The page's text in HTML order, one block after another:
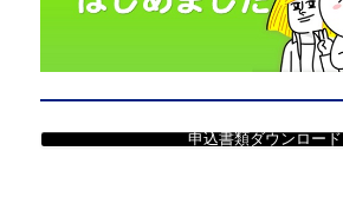
申込書類ダウンロード